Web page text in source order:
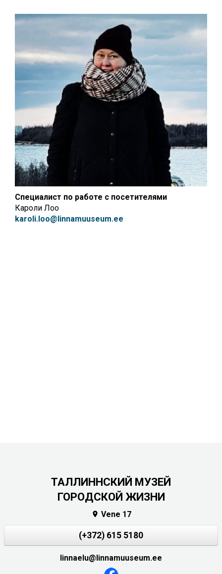
Специалист по работе с посетителями
Кароли Лоо
karoli.loo@linnamuuseum.ee
ТАЛЛИННСКИЙ МУЗЕЙ
ГОРОДСКОЙ ЖИЗНИ
 Vene 17
(+372) 615 5180
linnaelu@linnamuuseum.ee